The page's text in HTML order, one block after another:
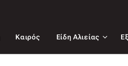
Καιρός Είδη Αλιείας